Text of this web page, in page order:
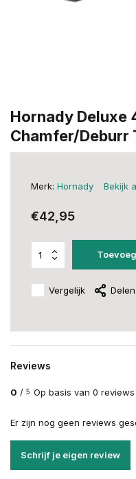
Hornady Deluxe
Chamfer/Deburr
Merk: Hornady Bekijk
€42,95
Vergelijk Delen
Reviews
0 / 5 Op basis van 0 reviews
Er zijn nog geen reviews
Schrijf je eigen review